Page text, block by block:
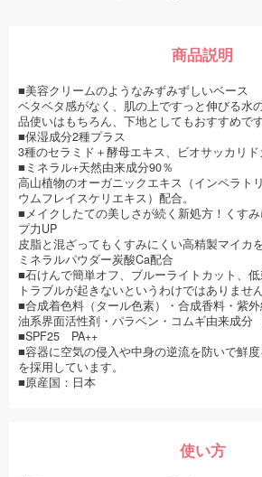
商品説明
■美容クリームのようなみずみずしいベース
ベタベタ感がなく、肌の上ですっと伸びる水
品使いはもちろん、下地としてもおすすめです
■保湿成分2種プラス
3種のセラミド＋酵母エキス、ビオサッカリド
■ミネラル+天然由来成分90％
高山植物のオーガニックエキス（インペラト
ウムフレイスケリエキス）配合。
■メイクしたての美しさが続く新処方！くす
プ力UP
皮脂と混ざってもくすみにくい高精製マイカ
ミネラルパウダー炭酸Ca配合
■石けんで簡単オフ、ブルーライトカット、
トラブルが起きないというわけではありません
■合成着色料（タール色素）・合成香料・紫
油系界面活性剤・パラベン・コムギ由来成
■SPF25 PA++
■容器に空気の侵入や中身の逆流を防いで鮮度
を採用しています。
■原産国：日本
使い方